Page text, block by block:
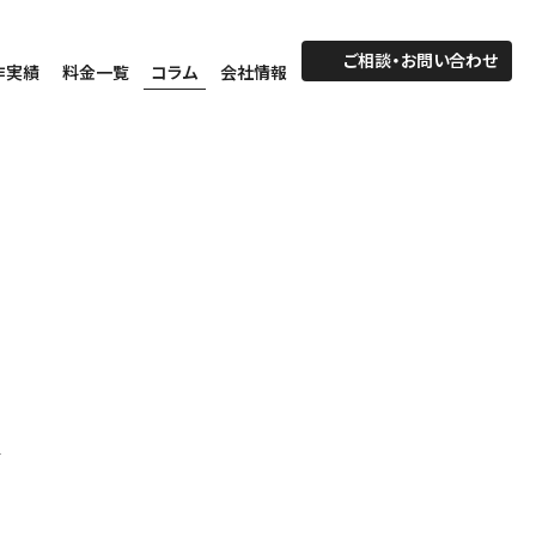
実績 料金一覧 コラム 会社情報 ご相談・お問い合わせ